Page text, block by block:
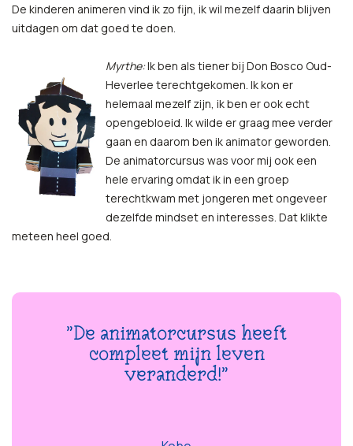
De kinderen animeren vind ik zo fijn, ik wil mezelf daarin blijven
uitdagen om dat goed te doen.
Myrthe:Ik ben als tiener bij Don Bosco Oud-
Heverlee terechtgekomen. Ik kon er
helemaal mezelf zijn, ik ben er ook echt
opengebloeid. Ik wilde er graag mee verder
gaan en daarom ben ik animator geworden.
De animatorcursus was voor mij ook een
hele ervaring omdat ik in een groep
terechtkwam met jongeren met ongeveer
dezelfde mindset en interesses. Dat klikte
meteen heel goed.
"De animatorcursus heeft
compleet mijn leven
veranderd!"